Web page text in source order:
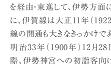
を経由・東進して、伊勢方面
に、伊賀線は大正11年（
線の開通も大きなきっかけで
明治33年（1900年）12月
際、伊勢神宮への初詣客向